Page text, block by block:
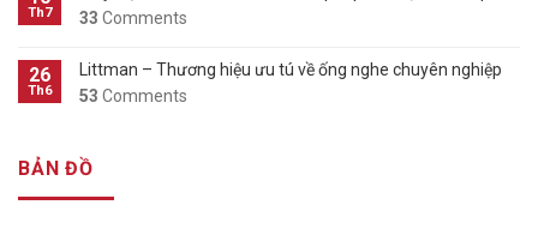
Th7
33 Comments
26
Th6
Littman – Thương hiệu ưu tú về ống nghe chuyên nghiệp
53 Comments
BẢN ĐỒ